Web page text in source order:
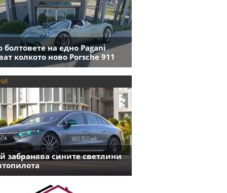
на едно Pagani
колкото ново Porsche 911
забранява сините светлини